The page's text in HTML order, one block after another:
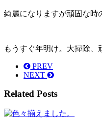
綺麗になりますが頑固な時
もうすぐ年明け。大掃除、
PREV
NEXT
Related Posts